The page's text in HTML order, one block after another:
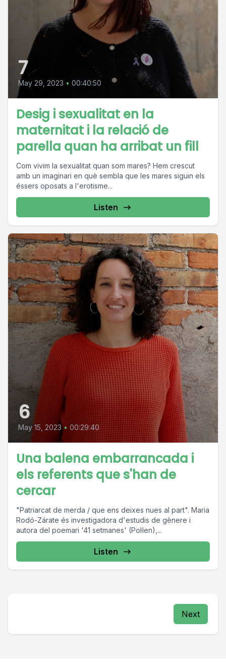
7
May 29, 2023 • 00:40:50
Desig i sexualitat en la
maternitat i la relació de
parella quan ha arribat un fill
Com vivim la sexualitat quan som mares? Hem crescut
amb un imaginari en què sembla que les mares siguin els
éssers oposats a l'erotisme...
Listen
6
May 15, 2023 • 00:29:40
Una balena embarrancada i
els referents que s'han de
cercar
"Patriarcat de merda / que ens deixes nues al part". Maria
Rodó-Zárate és investigadora d'estudis de gènere i
autora del poemari '41 setmanes' (Pol·len),...
Listen
Next